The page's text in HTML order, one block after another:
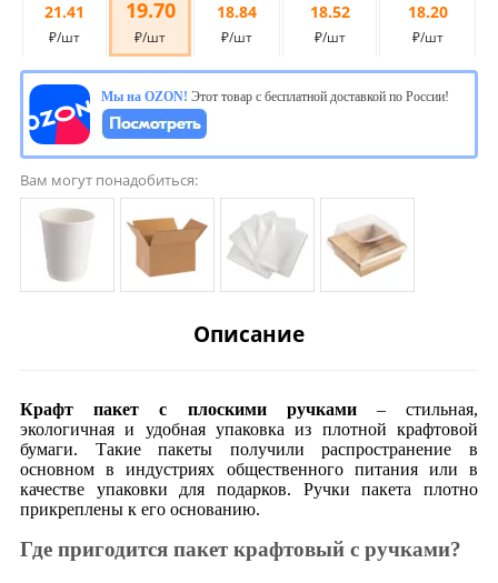
21.41
₽/шт
19.70
₽/шт
18.84
₽/шт
18.52
₽/шт
18.20
₽/шт
Мы на OZON! Этот товар с бесплатной доставкой по России!
Вам могут понадобиться:
Описание
Крафт пакет с плоскими ручками– стильная,
экологичная и удобная упаковка из плотной крафтовой
бумаги. Такие пакеты получили распространение в
основном в индустриях общественного питания или в
качестве упаковки для подарков. Ручки пакета плотно
прикреплены к его основанию.
Где пригодится пакет крафтовый с ручками?